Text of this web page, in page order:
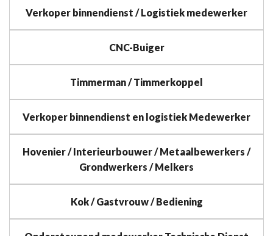
Verkoper binnendienst / Logistiek medewerker
CNC-Buiger
Timmerman / Timmerkoppel
Verkoper binnendienst en logistiek Medewerker
Hovenier / Interieurbouwer / Metaalbewerkers /
Grondwerkers / Melkers
Kok / Gastvrouw / Bediening